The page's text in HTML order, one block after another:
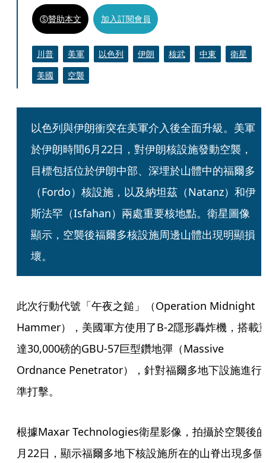
贊助本文 加入訂閱會員
川普 美軍 以色列 伊朗 核武 中東
衛星
美國
空襲
以色列與伊朗衝突在美軍介入後全面升級。美軍
於伊朗時間6月22日，對伊朗核設施發動空襲，
目標包括位於伊朗中部、深埋於山體中的福爾多
（Fordo）核設施，以及納坦茲（Natanz）和伊
斯法罕（Isfahan）兩處重要核地點。衛星圖像
顯示，空襲後福爾多核設施周邊山體出現明顯損
壞。
此次行動代號「午夜之鎚」（Operation Midnight
Hammer），美國軍方使用了B-2隱形轟炸機，搭載
達30,000磅的GBU-57巨型鑽地彈（Massive
Ordnance Penetrator），針對福爾多地下設施進行
準打擊。
根據Maxar Technologies衛星影像，拍攝於空襲後
月22日，顯示福爾多地下核設施所在的山脊出現多個